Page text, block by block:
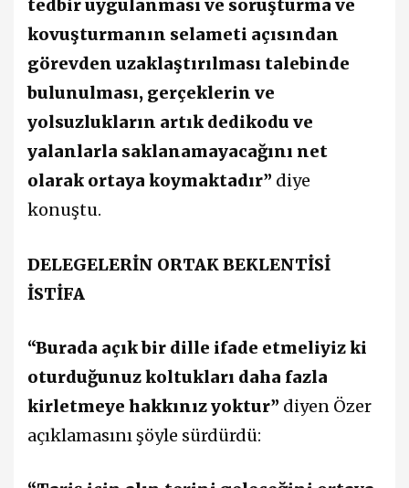
tedbir uygulanması ve soruşturma ve
kovuşturmanın selameti açısından
görevden uzaklaştırılması talebinde
bulunulması, gerçeklerin ve
yolsuzlukların artık dedikodu ve
yalanlarla saklanamayacağını net
olarak ortaya koymaktadır” diye
konuştu.
DELEGELERİN ORTAK BEKLENTİSİ
İSTİFA
“Burada açık bir dille ifade etmeliyiz ki
oturduğunuz koltukları daha fazla
kirletmeye hakkınız yoktur” diyen Özer
açıklamasını şöyle sürdürdü: